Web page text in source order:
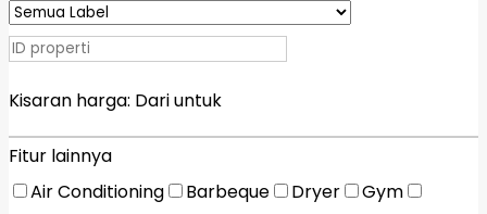
Kisaran harga: Dariuntuk
Fitur lainnya
Air Conditioning
Barbeque Dryer
Gym